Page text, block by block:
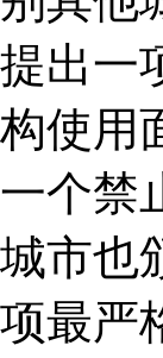
提出一
构使用
一个禁
城市也
项最严